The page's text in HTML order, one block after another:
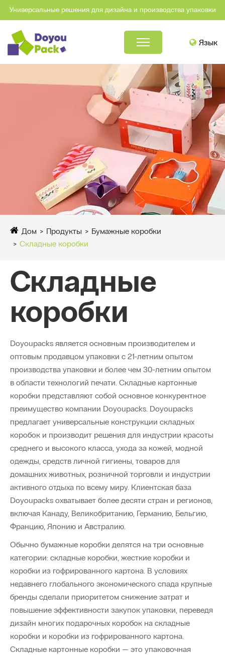
Универсальные решения для дизайна и производства упаковки
Язык
Дом Продукты
Бумажные коробки
Складные коробки
Складные
коробки
Doyoupacks является основным производителем и
оптовым продавцом упаковки с 21-летним опытом
производства упаковки и более чем 30-летним опытом
в области технологий печати. ​​Складные картонные
коробки представляют собой основное конкурентное
преимущество компании Doyoupacks. Doyoupacks
предлагает универсальные конструкции складных
коробок и производит решения для индустрии красоты
среднего и высокого класса, ухода за кожей, модной
одежды, средств личной гигиены, товаров для
домашних животных, розничной торговли и индустрии
активного отдыха по всему миру. Клиентская база
Doyoupacks охватывает более десяти стран и регионов,
включая Канаду, Великобританию, Германию, Бельгию,
Францию, Японию и Австралию.
Обычно бумажные коробки делятся на три основные
категории: складные коробки, жесткие коробки и
коробки из гофрированного картона. В условиях
недавнего глобального экономического спада крупные
бренды сделали приоритетом снижение затрат и
повышение эффективности закупок упаковки, переведя
дизайн многих подарочных коробок на складные
коробки и коробки из гофрированного картона.
Складные картонные коробки — это упаковочная